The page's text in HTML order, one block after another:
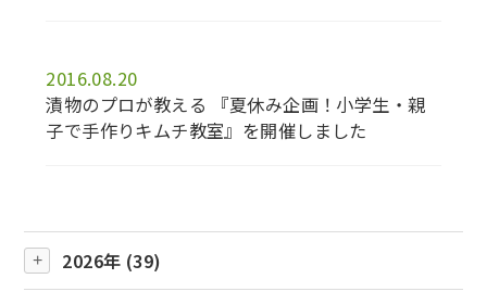
2016.08.20
漬物のプロが教える 『夏休み企画！小学生・親
子で手作りキムチ教室』を開催しました
2026年 (39)